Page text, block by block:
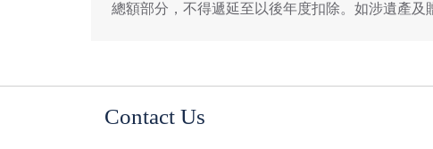
總額部分，不得遞延至以後年度扣除。如涉遺產及
Contact Us